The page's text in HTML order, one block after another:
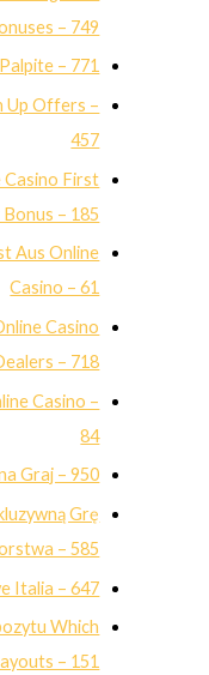
– 749
– 771
Up Offers –
457
Casino First
– 185
Aus Online
Casino – 61
Casino
– 718
Casino –
84
Graj – 950
Grę
– 585
Italia – 647
Which
– 151